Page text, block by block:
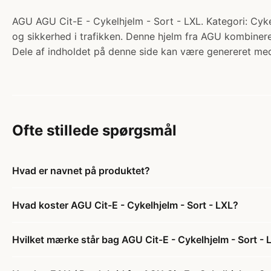
AGU AGU Cit-E - Cykelhjelm - Sort - LXL. Kategori:
og sikkerhed i trafikken. Denne hjelm fra AGU
Dele af indholdet på denne side kan være genereret
Ofte stillede spørgsmål
Hvad er navnet på produktet?
Hvad koster AGU Cit-E - Cykelhjelm - Sort - LXL?
Hvilket mærke står bag AGU Cit-E - Cykelhjelm - Sort -